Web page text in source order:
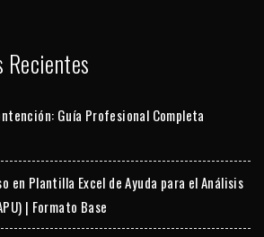
Recientes
Guía Profesional Completa
en Plantilla Excel de Ayuda para el Análisis
| Formato Base